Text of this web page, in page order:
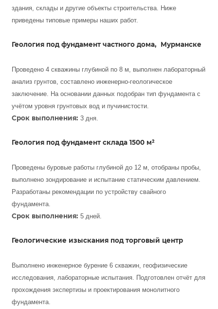
здания, склады и другие объекты строительства. Ниже
приведены типовые примеры наших работ.
Геология под фундамент частного дома, Мурманске
Проведено 4 скважины глубиной по 8 м, выполнен лабораторный
анализ грунтов, составлено инженерно-геологическое
заключение. На основании данных подобран тип фундамента с
учётом уровня грунтовых вод и пучинистости.
Срок выполнения: 3 дня.
Геология под фундамент склада 1500 м²
Проведены буровые работы глубиной до 12 м, отобраны пробы,
выполнено зондирование и испытание статическим давлением.
Разработаны рекомендации по устройству свайного
фундамента.
Срок выполнения: 5 дней.
Геологические изыскания под торговый центр
Выполнено инженерное бурение 6 скважин, геофизические
исследования, лабораторные испытания. Подготовлен отчёт для
прохождения экспертизы и проектирования монолитного
фундамента.